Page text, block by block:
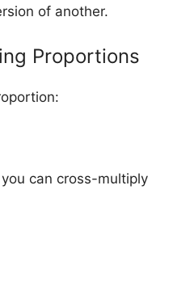
of another.
Proportions
you can cross-multiply